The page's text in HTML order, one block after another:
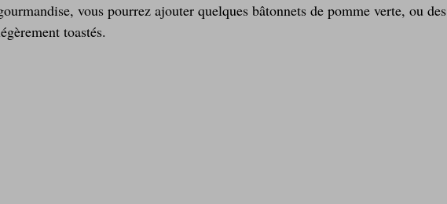
vous pourrez ajouter quelques bâtonnets de pomme verte, ou des
toastés.